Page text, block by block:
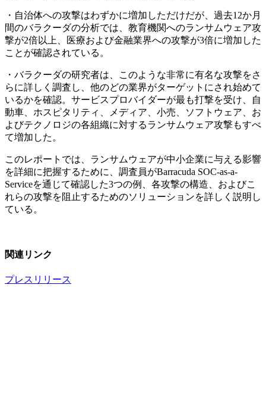
・自治体への攻撃はわずかに増加しただけだが、過去12か月
間のバラクーダの分析では、教育機関へのランサムウェア攻
撃が2倍以上、医療および金融業界への攻撃が3倍に増加した
ことが確認されている。
・バラクーダの研究者は、このような非常に有名な攻撃をさ
らに詳しく調査し、他のどの業界がターゲットにされ始めて
いるかを確認。サービスプロバイダーが最も打撃を受け、自
動車、ホスピタリティ、メディア、小売、ソフトウェア、お
よびテクノロジの各組織に対するランサムウェア攻撃もすべ
て増加した。
このレポートでは、ランサムウェアが中小企業に与える影響
を詳細に把握するために、調査員がBarracuda SOC-as-a-
Serviceを通じて確認した3つの例、各攻撃の構造、およびこ
れらの攻撃を阻止するためのソリューションを詳しく説明し
ている。
関連リンク
プレスリリース